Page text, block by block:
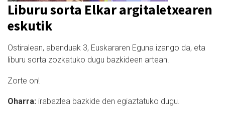
Liburu sorta Elkar argitaletxearen
eskutik
Ostiralean, abenduak 3, Euskararen Eguna izango da, eta
liburu sorta zozkatuko dugu bazkideen artean.
Zorte on!
Oharra: irabazlea bazkide den egiaztatuko dugu.